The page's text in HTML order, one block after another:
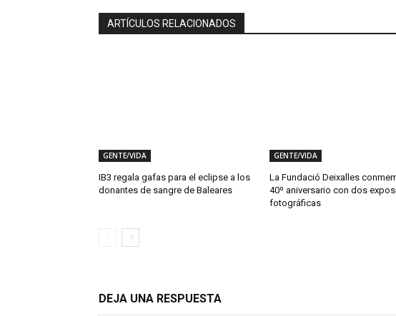
ARTÍCULOS RELACIONADOS
GENTE/VIDA
IB3 regala gafas para el eclipse a los
donantes de sangre de Baleares
GENTE/VIDA
La Fundació Deixalles
40º aniversario con dos
fotográficas
DEJA UNA RESPUESTA